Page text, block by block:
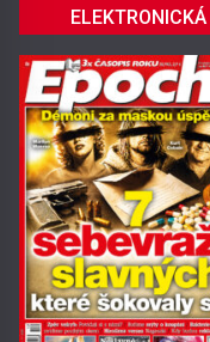
ELEKTRONICKÁ